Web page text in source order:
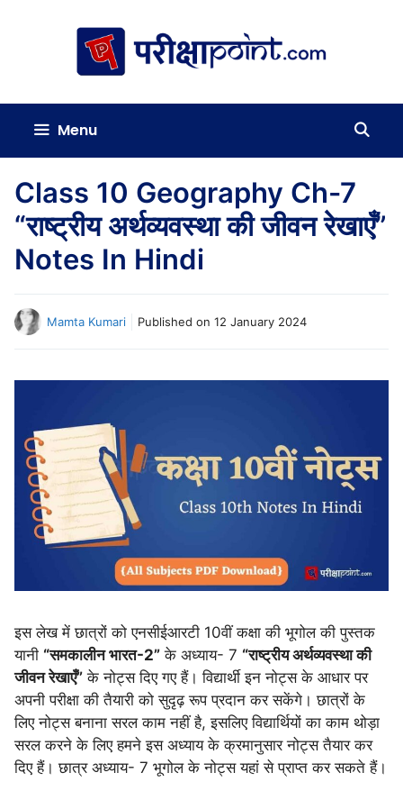
Menu
Class 10 Geography Ch-7
“राष्ट्रीय अर्थव्यवस्था की जीवन रेखाएँ”
Notes In Hindi
Mamta Kumari Published on 12 January 2024
इस लेख में छात्रों को एनसीईआरटी 10वीं कक्षा की भूगोल की पुस्तक
यानी “समकालीन भारत-2” के अध्याय- 7 “राष्ट्रीय अर्थव्यवस्था की
जीवन रेखाएँ” के नोट्स दिए गए हैं। विद्यार्थी इन नोट्स के आधार पर
अपनी परीक्षा की तैयारी को सुदृढ़ रूप प्रदान कर सकेंगे। छात्रों के
लिए नोट्स बनाना सरल काम नहीं है, इसलिए विद्यार्थियों का काम थोड़ा
सरल करने के लिए हमने इस अध्याय के क्रमानुसार नोट्स तैयार कर
दिए हैं। छात्र अध्याय- 7 भूगोल के नोट्स यहां से प्राप्त कर सकते हैं।